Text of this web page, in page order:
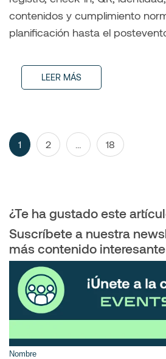
contenidos y cumplimiento
planificación hasta el
LEER MÁS
Navegación
de
Page
1 Page
2 Page
18
¿Te ha gustado este
Suscríbete a nuestra
más contenido